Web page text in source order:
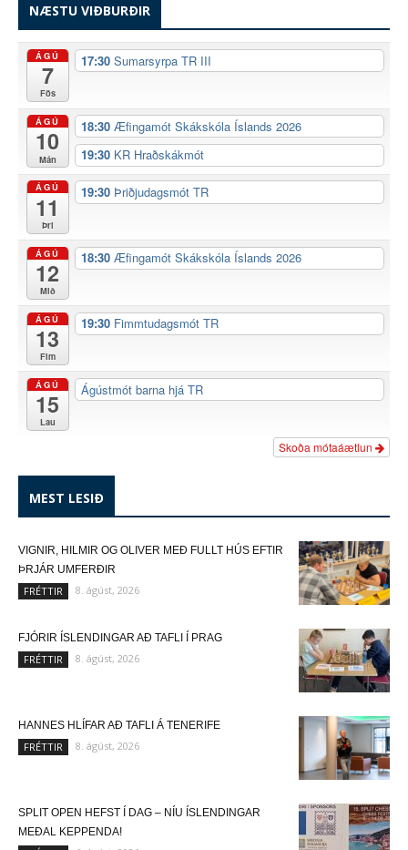
NÆSTU VIÐBURÐIR
ÁGÚ
7
Fös
17:30 Sumarsyrpa TR III
ÁGÚ
10
Mán
18:30 Æfingamót Skákskóla Íslands 2026
19:30 KR Hraðskákmót
ÁGÚ
11
Þri
19:30 Þriðjudagsmót TR
ÁGÚ
12
Mið
18:30 Æfingamót Skákskóla Íslands 2026
ÁGÚ
13
Fim
19:30 Fimmtudagsmót TR
ÁGÚ
15
Lau
Ágústmót barna hjá TR
Skoða mótaáætlun
MEST LESIÐ
VIGNIR, HILMIR OG OLIVER MEÐ FULLT HÚS EFTIR
ÞRJÁR UMFERÐIR
FRÉTTIR 8. ágúst, 2026
FJÓRIR ÍSLENDINGAR AÐ TAFLI Í PRAG
FRÉTTIR 8. ágúst, 2026
HANNES HLÍFAR AÐ TAFLI Á TENERIFE
FRÉTTIR 8. ágúst, 2026
SPLIT OPEN HEFST Í DAG – NÍU ÍSLENDINGAR
MEÐAL KEPPENDA!